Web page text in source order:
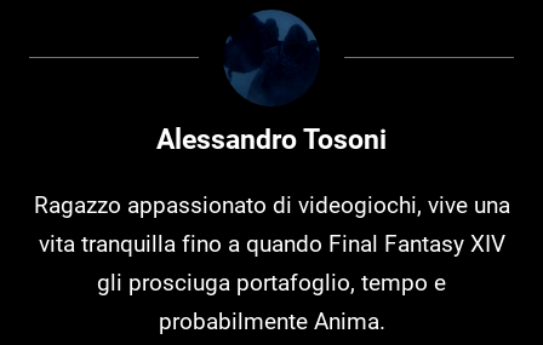
Alessandro Tosoni
Ragazzo appassionato di videogiochi, vive una
vita tranquilla fino a quando Final Fantasy XIV
gli prosciuga portafoglio, tempo e
probabilmente Anima.